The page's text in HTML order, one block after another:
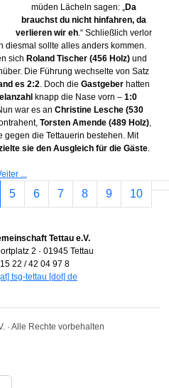
müden Lächeln sagen: „Da
brauchst du nicht hinfahren, da
verlieren wir eh.“ Schließlich verlor
diesmal sollte alles anders kommen.
sich Roland Tischer (456 Holz) und
Die Führung wechselte von Satz
es 2:2. Doch die Gastgeberhatten
knapp die Nase vorn – 1:0
war es an Christine Lesche (530
Torsten Amende (489 Holz),
gegen die Tettauerin bestehen. Mit
sie den Ausgleich für die Gäste.
...
5 6 7 8 9 10
Tettau e.V.
2 · 01945 Tettau
22 / 42 04 97 8
tsg-tettau [dot] de
· Alle Rechte vorbehalten